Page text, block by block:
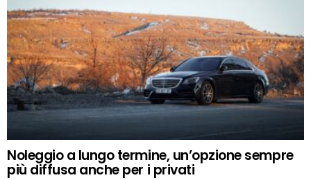
Noleggio a lungo termine, un’opzione sempre
più diffusa anche per i privati